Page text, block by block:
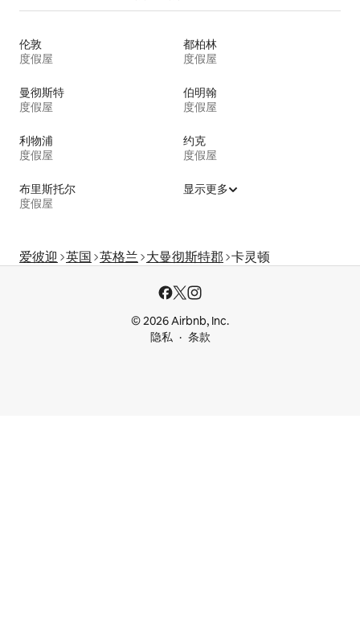
伦敦
度假屋
都柏林
度假屋
曼彻斯特
度假屋
伯明翰
度假屋
利物浦
度假屋
约克
度假屋
布里斯托尔
度假屋
显示更多
爱彼迎 英国 英格兰 大曼彻斯特郡 卡灵顿
© 2026 Airbnb, Inc.
隐私
条款